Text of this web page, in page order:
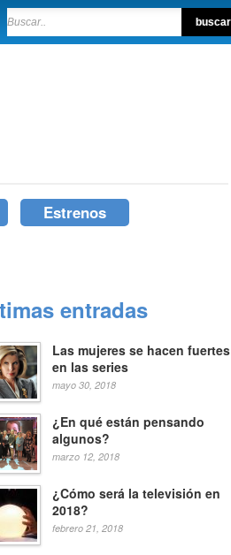
Estrenos
entradas
Las mujeres se hacen fuertes
en las series
mayo 30, 2018
¿En qué están pensando
algunos?
marzo 12, 2018
¿Cómo será la televisión en
2018?
febrero 21, 2018